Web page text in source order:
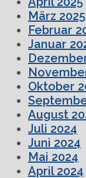
März 2025
Februar
Januar
Oktober
August
Juli 2024
Juni 2024
Mai 2024
April 2024